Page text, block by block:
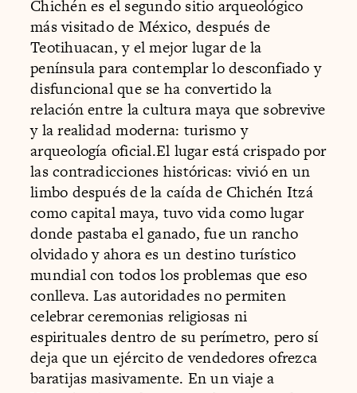
Chichén es el segundo sitio arqueológico
más visitado de México, después de
Teotihuacan, y el mejor lugar de la
península para contemplar lo desconfiado y
disfuncional que se ha convertido la
relación entre la cultura maya que sobrevive
y la realidad moderna: turismo y
arqueología oficial.El lugar está crispado por
las contradicciones históricas: vivió en un
limbo después de la caída de Chichén Itzá
como capital maya, tuvo vida como lugar
donde pastaba el ganado, fue un rancho
olvidado y ahora es un destino turístico
mundial con todos los problemas que eso
conlleva. Las autoridades no permiten
celebrar ceremonias religiosas ni
espirituales dentro de su perímetro, pero sí
deja que un ejército de vendedores ofrezca
baratijas masivamente. En un viaje a